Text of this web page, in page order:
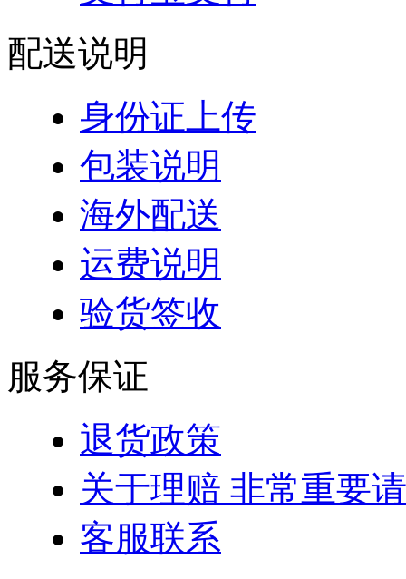
配送说明
身份证上传
包装说明
海外配送
运费说明
验货签收
服务保证
退货政策
关于理赔 非常重要
客服联系